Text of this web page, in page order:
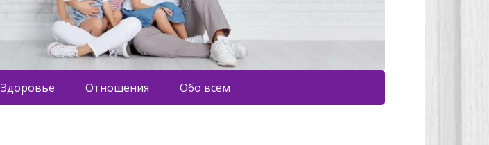
Здоровье Отношения Обо всем